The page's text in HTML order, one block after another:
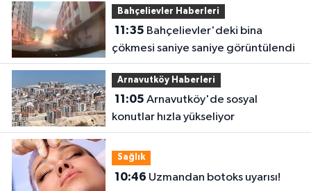
Bahçelievler Haberleri
11:35
çökmesi saniye saniye görüntülendi
Arnavutköy Haberleri
11:05
konutlar hızla yükseliyor
Sağlık
10:46 Uzmandan botoks uyarısı!